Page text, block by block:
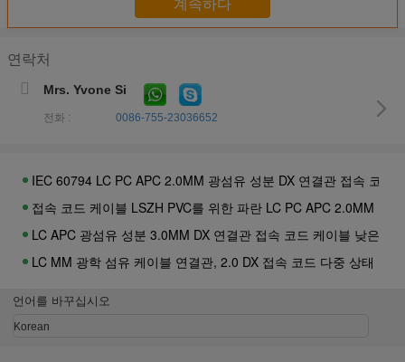
연락처
Mrs. Yvone Si
전화 : 0086-755-23036652
LC SC FC ST 2.0mm 단일 모드 광섬유 단일 모드 접속 코드 24 C
LC ST G652D 광섬유 떠꺼머리 G657A FTTH SCFC 단일 모드 낮
SM 단순한 단일 모드 섬유 떠꺼머리 9 찬성되는 125 G652 SC
PVC 낮은 연기 0의 할로겐 광섬유 떠꺼머리 OM1 OM2 ST UPC
IEC 60794 LC PC APC 2.0MM 광섬유 성분 DX 연결관 접속 코드
접속 코드 케이블 LSZH PVC를 위한 파란 LC PC APC 2.0MM DX
LC APC 광섬유 성분 3.0MM DX 연결관 접속 코드 케이블 낮은 삽
LC MM 광학 섬유 케이블 연결관, 2.0 DX 접속 코드 다중 상태 섬
언어를 바꾸십시오
Korean